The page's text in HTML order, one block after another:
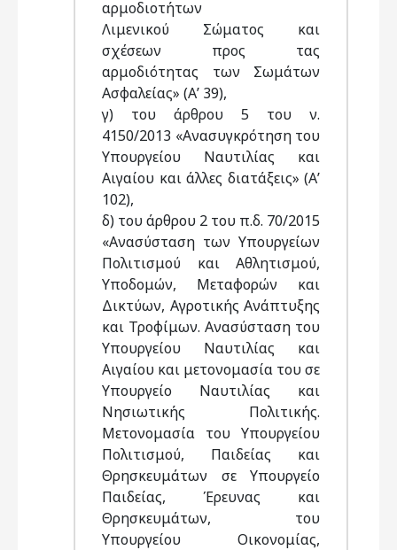
αρμοδιοτήτων
Λιμενικού Σώματος και
σχέσεων προς τας
αρμοδιότητας των Σωμάτων
Ασφαλείας» (Α’ 39),
γ) του άρθρου 5 του ν.
4150/2013 «Ανασυγκρότηση του
Υπουργείου Ναυτιλίας και
Αιγαίου και άλλες διατάξεις» (Α’
102),
δ) του άρθρου 2 του π.δ. 70/2015
«Ανασύσταση των Υπουργείων
Πολιτισμού και Αθλητισμού,
Υποδομών, Μεταφορών και
Δικτύων, Αγροτικής Ανάπτυξης
και Τροφίμων. Ανασύσταση του
Υπουργείου Ναυτιλίας και
Αιγαίου και μετονομασία του σε
Υπουργείο Ναυτιλίας και
Νησιωτικής Πολιτικής.
Μετονομασία του Υπουργείου
Πολιτισμού, Παιδείας και
Θρησκευμάτων σε Υπουργείο
Παιδείας, Έρευνας και
Θρησκευμάτων, του
Υπουργείου Οικονομίας,